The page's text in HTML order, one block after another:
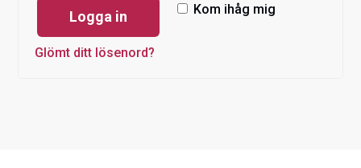
Kom ihåg mig
Logga in
Glömt ditt lösenord?